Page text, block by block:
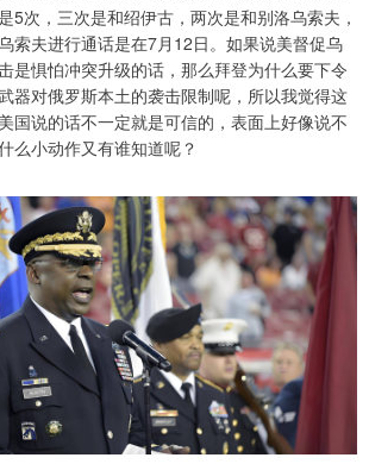
5次，三次是和绍伊古，两次是和别洛乌索夫，
索夫进行通话是在7月12日。如果说美督促乌
是惧怕冲突升级的话，那么拜登为什么要下令
器对俄罗斯本土的袭击限制呢，所以我觉得这
国说的话不一定就是可信的，表面上好像说不
么小动作又有谁知道呢？